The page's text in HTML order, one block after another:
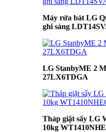
Máy rửa bát LG
ghi sáng
LG StanbyME 2
27LX6TDGA
Tháp giặt sấy LG
10kg